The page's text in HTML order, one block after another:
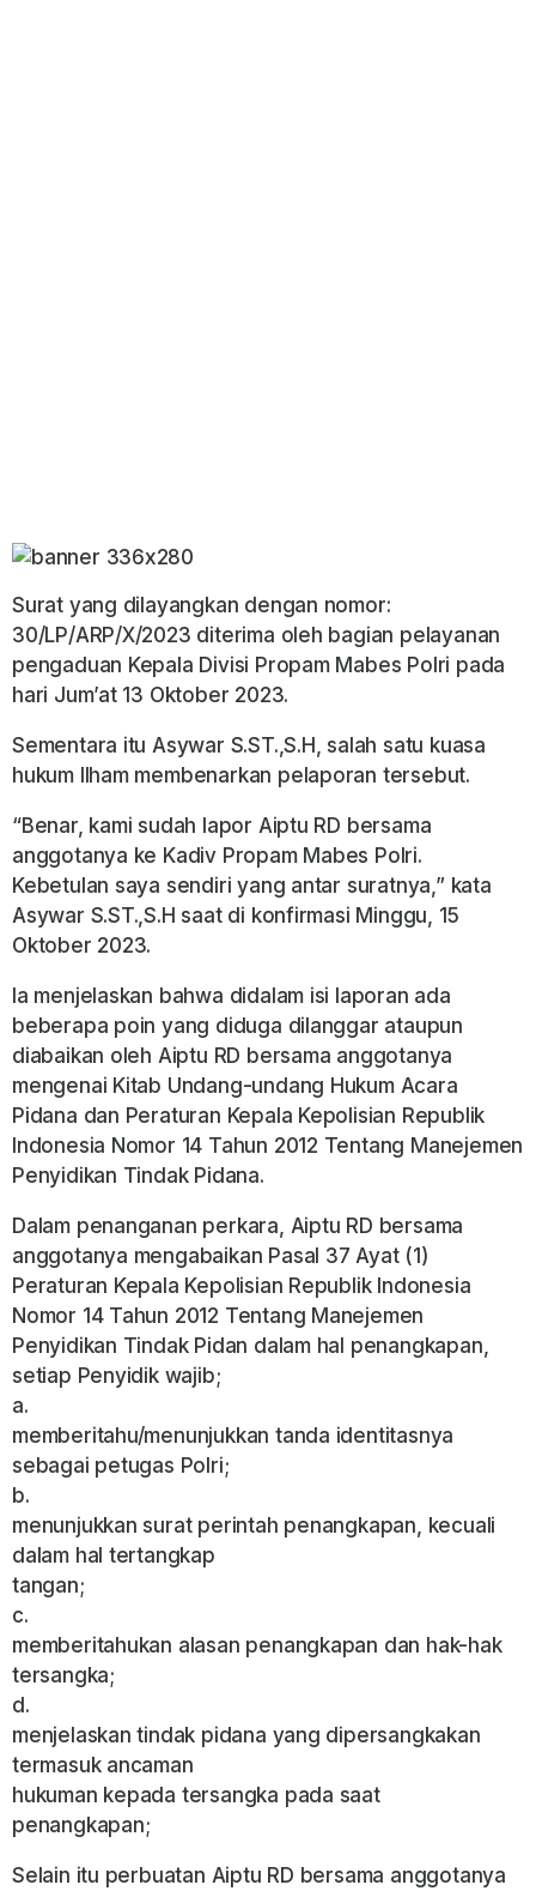
Surat yang dilayangkan dengan nomor:
30/LP/ARP/X/2023 diterima oleh bagian pelayanan
pengaduan Kepala Divisi Propam Mabes Polri pada
hari Jum’at 13 Oktober 2023.
Sementara itu Asywar S.ST.,S.H, salah satu kuasa
hukum Ilham membenarkan pelaporan tersebut.
“Benar, kami sudah lapor Aiptu RD bersama
anggotanya ke Kadiv Propam Mabes Polri.
Kebetulan saya sendiri yang antar suratnya,” kata
Asywar S.ST.,S.H saat di konfirmasi Minggu, 15
Oktober 2023.
Ia menjelaskan bahwa didalam isi laporan ada
beberapa poin yang diduga dilanggar ataupun
diabaikan oleh Aiptu RD bersama anggotanya
mengenai Kitab Undang-undang Hukum Acara
Pidana dan Peraturan Kepala Kepolisian Republik
Indonesia Nomor 14 Tahun 2012 Tentang Manejemen
Penyidikan Tindak Pidana.
Dalam penanganan perkara, Aiptu RD bersama
anggotanya mengabaikan Pasal 37 Ayat (1)
Peraturan Kepala Kepolisian Republik Indonesia
Nomor 14 Tahun 2012 Tentang Manejemen
Penyidikan Tindak Pidan dalam hal penangkapan,
setiap Penyidik wajib;
a.
memberitahu/menunjukkan tanda identitasnya
sebagai petugas Polri;
b.
menunjukkan surat perintah penangkapan, kecuali
dalam hal tertangkap
tangan;
c.
memberitahukan alasan penangkapan dan hak-hak
tersangka;
d.
menjelaskan tindak pidana yang dipersangkakan
termasuk ancaman
hukuman kepada tersangka pada saat
penangkapan;
Selain itu perbuatan Aiptu RD bersama anggotanya